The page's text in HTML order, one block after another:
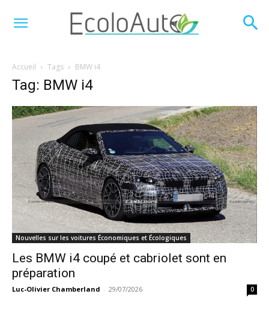
Accueil Tags BMW i4
Tag: BMW i4
Nouvelles sur les voitures Économiques et Écologiques
Les BMW i4 coupé et cabriolet sont en
préparation
Luc-Olivier Chamberland - 29/07/2026 0